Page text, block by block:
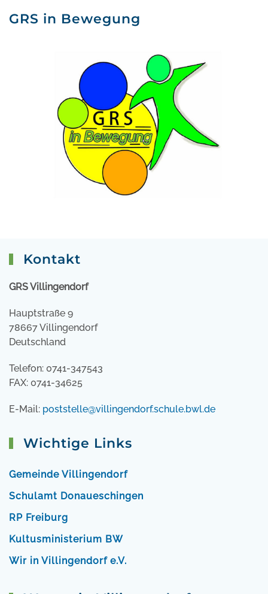
GRS in Bewegung
Kontakt
GRS Villingendorf
Hauptstraße 9
78667 Villingendorf
Deutschland
Telefon: 0741-347543
FAX: 0741-34625
E-Mail: poststelle@villingendorf.schule.bwl.de
Wichtige Links
Gemeinde Villingendorf
Schulamt Donaueschingen
RP Freiburg
Kultusministerium BW
Wir in Villingendorf e.V.